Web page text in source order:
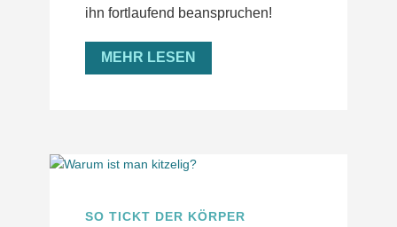
ihn fortlaufend beanspruchen!
MEHR LESEN
SO TICKT DER KÖRPER